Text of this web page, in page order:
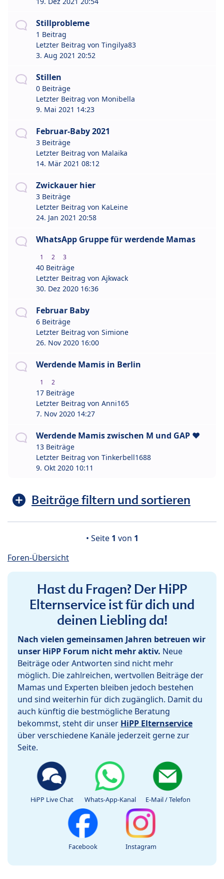
Stillprobleme
1 Beitrag
Letzter Beitrag von Tingilya83
3. Aug 2021 20:52
Stillen
0 Beiträge
Letzter Beitrag von Monibella
9. Mai 2021 14:23
Februar-Baby 2021
3 Beiträge
Letzter Beitrag von Malaika
14. Mär 2021 08:12
Zwickauer hier
3 Beiträge
Letzter Beitrag von KaLeine
24. Jan 2021 20:58
WhatsApp Gruppe für werdende Mamas
1 2 3
40 Beiträge
Letzter Beitrag von Ajkwack
30. Dez 2020 16:36
Februar Baby
6 Beiträge
Letzter Beitrag von Simione
26. Nov 2020 16:00
Werdende Mamis in Berlin
1 2
17 Beiträge
Letzter Beitrag von Anni165
7. Nov 2020 14:27
Werdende Mamis zwischen M und GAP ♥
13 Beiträge
Letzter Beitrag von Tinkerbell1688
9. Okt 2020 10:11
Beiträge filtern und sortieren
• Seite 1 von 1
Foren-Übersicht
Hast du Fragen? Der HiPP
Elternservice ist für dich und
deinen Liebling da!
Nach vielen gemeinsamen Jahren betreuen wir
unser HiPP Forum nicht mehr aktiv. Neue
Beiträge oder Antworten sind nicht mehr
möglich. Die zahlreichen, wertvollen Beiträge der
Mamas und Experten bleiben jedoch bestehen
und sind weiterhin für dich zugänglich. Damit du
auch künftig die bestmögliche Beratung
bekommst, steht dir unser HiPP Elternservice
über verschiedene Kanäle jederzeit gerne zur
Seite.
HiPP Live Chat Whats-App-Kanal E-Mail / Telefon
Facebook Instagram